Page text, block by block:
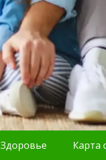
Здоровье Карта